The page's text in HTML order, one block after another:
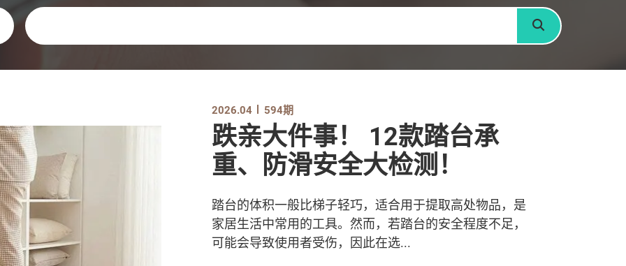
关键字
搜寻
2026.04 594期
跌亲大件事！ 12款踏台承
重、防滑安全大检测！
踏台的体积一般比梯子轻巧，适合用于提取高处物品，是
家居生活中常用的工具。然而，若踏台的安全程度不足，
可能会导致使用者受伤，因此在选...